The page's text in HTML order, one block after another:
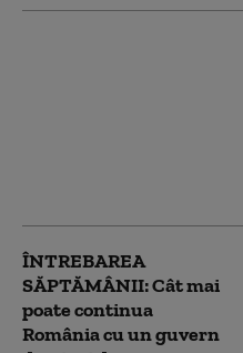
ÎNTREBAREA
SĂPTĂMÂNII: Cât mai
poate continua
România cu un guvern